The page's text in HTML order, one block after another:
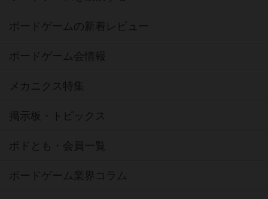
ボードゲームの新着レビュー
ボードゲーム会情報
メカニクス特集
掲示板・トピックス
ボドとも・会員一覧
ボードゲーム業界コラム